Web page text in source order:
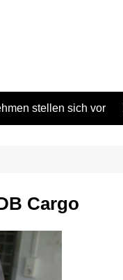
stellen sich vor
Cargo